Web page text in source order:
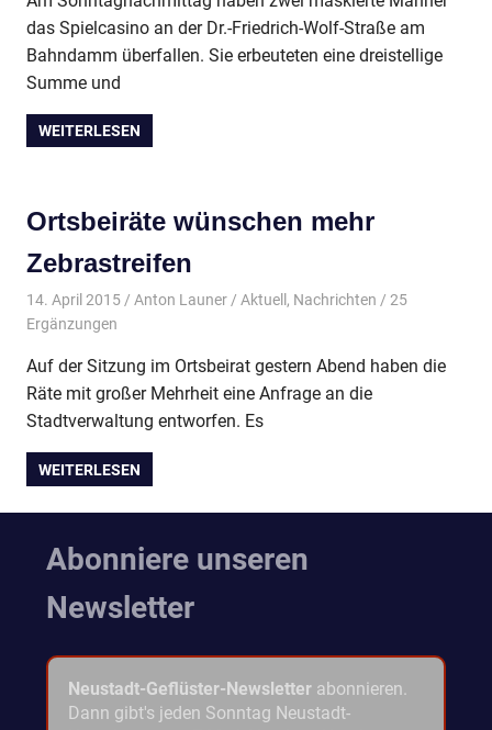
das Spielcasino an der Dr.-Friedrich-Wolf-Straße am
Bahndamm überfallen. Sie erbeuteten eine dreistellige
Summe und
WEITERLESEN
Ortsbeiräte wünschen mehr
Zebrastreifen
14. April 2015 Anton Launer Aktuell , Nachrichten / 25
Ergänzungen
Auf der Sitzung im Ortsbeirat gestern Abend haben die
Räte mit großer Mehrheit eine Anfrage an die
Stadtverwaltung entworfen. Es
WEITERLESEN
Abonniere unseren
Newsletter
Neustadt-Geflüster-Newsletter abonnieren.
Dann gibt's jeden Sonntag Neustadt-